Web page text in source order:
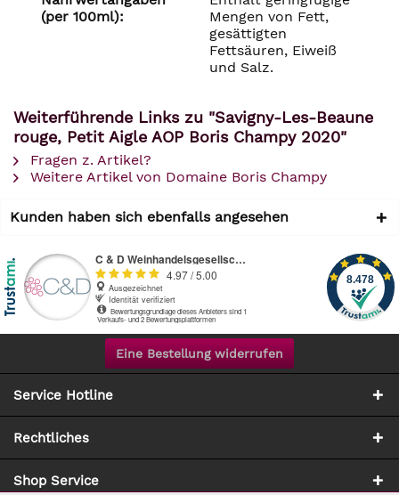
(per 100ml):
Mengen von Fett,
gesättigten
Fettsäuren, Eiweiß
und Salz.
Weiterführende Links zu "Savigny-Les-Beaune
rouge, Petit Aigle AOP Boris Champy 2020"
Fragen z. Artikel?
Weitere Artikel von Domaine Boris Champy
Kunden haben sich ebenfalls angesehen
Eine Bestellung widerrufen
Service Hotline
Rechtliches
Shop Service